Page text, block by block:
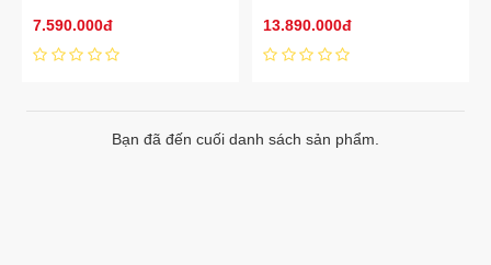
7.590.000đ
13.890.000đ
Bạn đã đến cuối danh sách sản phẩm.